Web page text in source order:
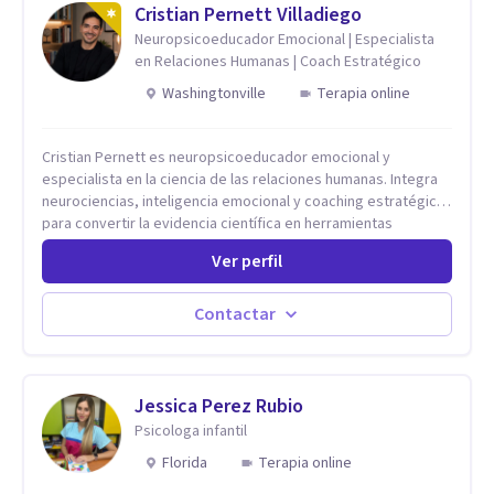
Cristian Pernett Villadiego
Neuropsicoeducador Emocional | Especialista
en Relaciones Humanas | Coach Estratégico
Washingtonville
Terapia online
Cristian Pernett es neuropsicoeducador emocional y
especialista en la ciencia de las relaciones humanas. Integra
neurociencias, inteligencia emocional y coaching estratégico
para convertir la evidencia científica en herramientas
prácticas que mejoran la forma en que las personas viven,
aman, lideran y se comunican. Con más de 20 años de
experiencia, acompaña a personas, parejas y líderes en
procesos de desarrollo personal y profesional. Su trabajo se
centra en la regulación emocional, las relaciones de pareja, la
neurociencias y estrategias de cambio basadas en evidencia
para fortalecer la autoestima, desarrollar habilidades
socioemocionales y promover cambios sostenibles. Como
divulgador científico, acerca la psicología y las neurociencias
Ver perfil
Contactar
Jessica Perez Rubio
Psicologa infantil
Florida
Terapia online